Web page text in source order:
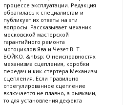
процессе эксплуатации. Редакция
обратилась к специалистам и
публикует их ответы на эти
вопросы. Рассказывает механик
московской мастерской
гарантийного ремонта
мотоциклов Ява и Чезет В. Т.
БОЙКО. &nbsp; О неисправностях
механизма сцепления, коробки
передач и кик-стертера Механизм
сцепления. Если правильно
отрегулированное сцепление
включается не плавно, а рывками,
то для установления дефекта